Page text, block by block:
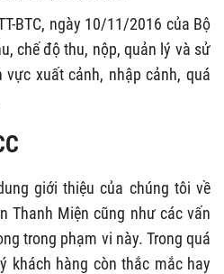
BTC, ngày 10/11/2016 của Bộ
chế độ thu, nộp, quản lý và sử
xuất cảnh, nhập cảnh, quá
giới thiệu của chúng tôi về
Thanh Miện cũng như các vấn
trong phạm vi này. Trong quá
khách hàng còn thắc mắc hay